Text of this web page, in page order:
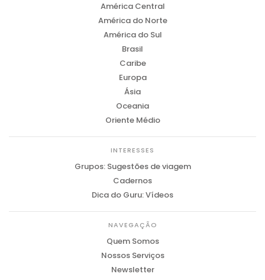
América Central
América do Norte
América do Sul
Brasil
Caribe
Europa
Ásia
Oceania
Oriente Médio
INTERESSES
Grupos: Sugestões de viagem
Cadernos
Dica do Guru: Vídeos
NAVEGAÇÃO
Quem Somos
Nossos Serviços
Newsletter